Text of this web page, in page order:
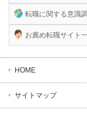
転職に関する意識
お薦め転職サイト
HOME
サイトマップ